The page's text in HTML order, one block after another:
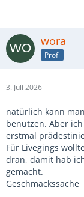
wora
Profi
3. Juli 2026
natürlich kann
benutzen. Aber
erstmal
Für Livegings
dran, damit hab
gemacht.
Geschmackssache